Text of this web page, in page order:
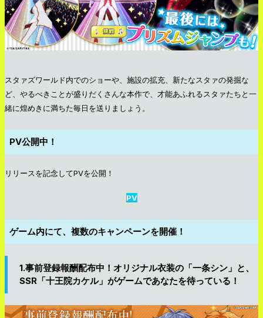
スタァズワールド内でのショーや、施設の拡充、新たなスタァの発掘な
ど、やるべきことが盛りだくさんな本作で、才能あふれるスタァたちと一
緒に煌めきに満ちた毎日を送りましょう。
PV公開中！
リリースを記念してPVを公開！
PV
ゲーム内にて、複数のキャンペーンを開催！
1.事前登録報酬配布中！オリジナル衣装の「一条シン」と、
SSR「十王院カケル」がゲームであなたを待っている！